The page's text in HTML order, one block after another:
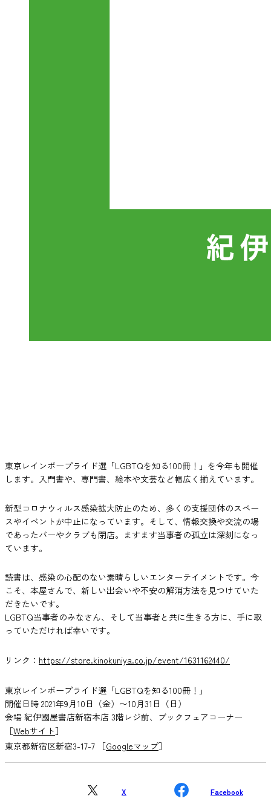
東京レインボープライド選「LGBTQを知る100冊！」を今年も開催
します。入門書や、専門書、絵本や文芸など幅広く揃えています。
新型コロナウィルス感染拡大防止のため、多くの支援団体のスペー
スやイベントが中止になっています。そして、情報交換や交流の場
であったバーやクラブも閉店。ますます当事者の孤立は深刻になっ
ています。
読書は、感染の心配のない素晴らしいエンターテイメントです。今
こそ、本屋さんで、新しい出会いや不安の解消方法を見つけていた
だきたいです。
LGBTQ当事者のみなさん、そして当事者と共に生きる方に、手に取
っていただければ幸いです。
リンク： https://store.kinokuniya.co.jp/event/1631162440/
東京レインボープライド選「LGBTQを知る100冊！」
開催日時 2021年9月10日（金）〜10月31日（日）
会場 紀伊國屋書店新宿本店 3階レジ前、ブックフェアコーナー
［Webサイト］
東京都新宿区新宿3-17-7 ［Googleマップ］
X Facebook